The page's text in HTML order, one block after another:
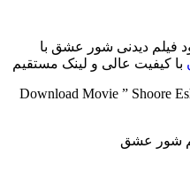
فیلم دیدنی شور عشق با
با کیفیت عالی و لینک مستقیم
Download Movie ” Shoore